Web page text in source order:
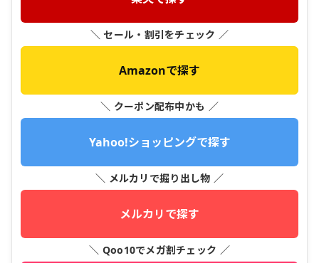
＼ セール・割引をチェック ／
Amazonで探す
＼ クーポン配布中かも ／
Yahoo!ショッピングで探す
＼ メルカリで掘り出し物 ／
メルカリで探す
＼ Qoo10でメガ割チェック ／